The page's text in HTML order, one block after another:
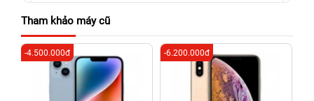
625 - 625A Âu Cơ, Tân Phú, Hồ Chí Minh (Quận Tân Phú cũ)
326 Lê Văn Việt, Tăng Nhơn Phú, Hồ Chí Minh (Q.9 TP. Thủ
Đức cũ)
256 Võ Văn Ngân, Thủ Đức, Hồ Chí Minh (Bình Thọ, TP. Thủ
Tham khảo máy cũ
-4.500.000đ -6.200.000đ